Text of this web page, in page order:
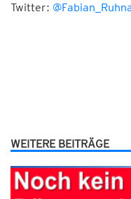
Twitter:
WEITERE BEITRÄGE